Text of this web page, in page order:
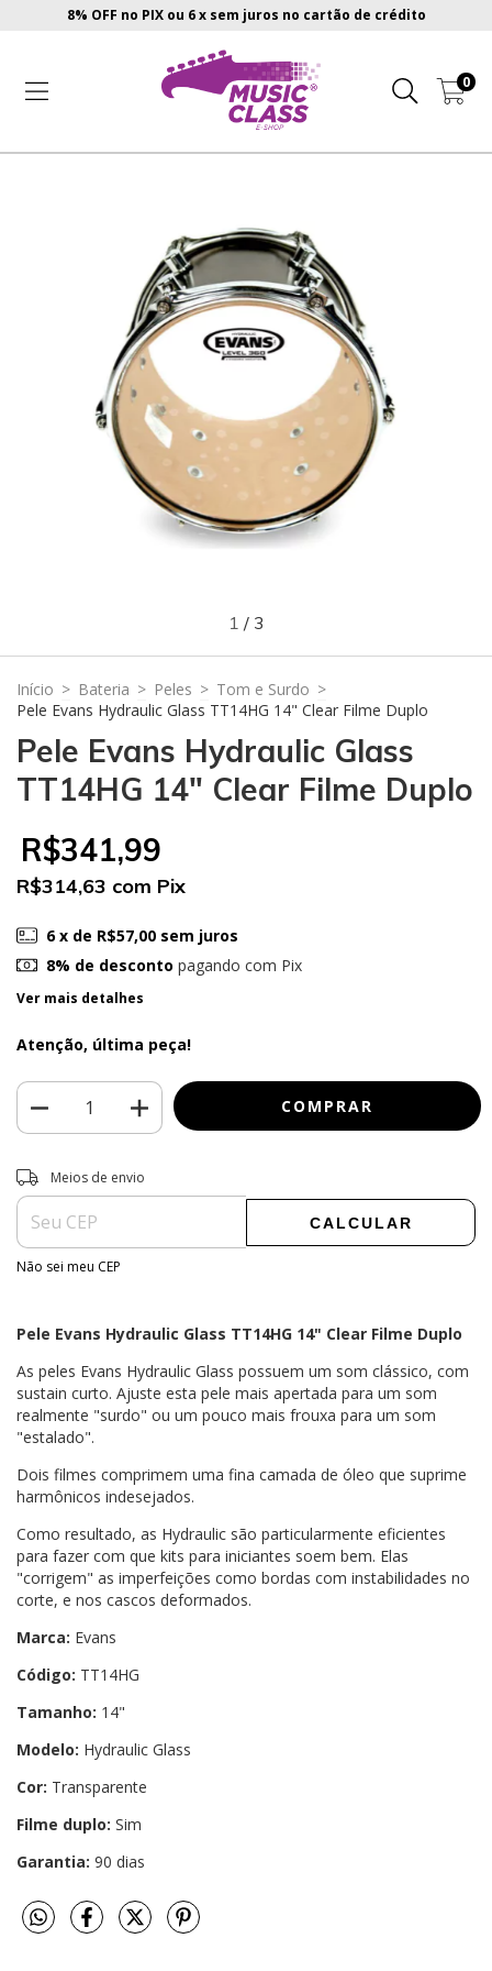
8% OFF no PIX ou 6 x sem juros no cartão de crédito
0
1 / 3
Início > Bateria > Peles > Tom e Surdo >
Pele Evans Hydraulic Glass TT14HG 14" Clear Filme Duplo
Pele Evans Hydraulic Glass
TT14HG 14" Clear Filme Duplo
R$341,99
R$314,63 com Pix
6 x de R$57,00 sem juros
8% de desconto pagando com Pix
Ver mais detalhes
Atenção, última peça!
Entregas para o CEP:
Meios de envio
CALCULAR
Não sei meu CEP
Pele Evans Hydraulic Glass TT14HG 14" Clear Filme Duplo
As peles Evans Hydraulic Glass possuem um som clássico, com
sustain curto. Ajuste esta pele mais apertada para um som
realmente "surdo" ou um pouco mais frouxa para um som
"estalado".
Dois filmes comprimem uma fina camada de óleo que suprime
harmônicos indesejados.
Como resultado, as Hydraulic são particularmente eficientes
para fazer com que kits para iniciantes soem bem. Elas
"corrigem" as imperfeições como bordas com instabilidades no
corte, e nos cascos deformados.
Marca: Evans
Código: TT14HG
Tamanho: 14"
Modelo: Hydraulic Glass
Cor: Transparente
Filme duplo: Sim
Garantia: 90 dias